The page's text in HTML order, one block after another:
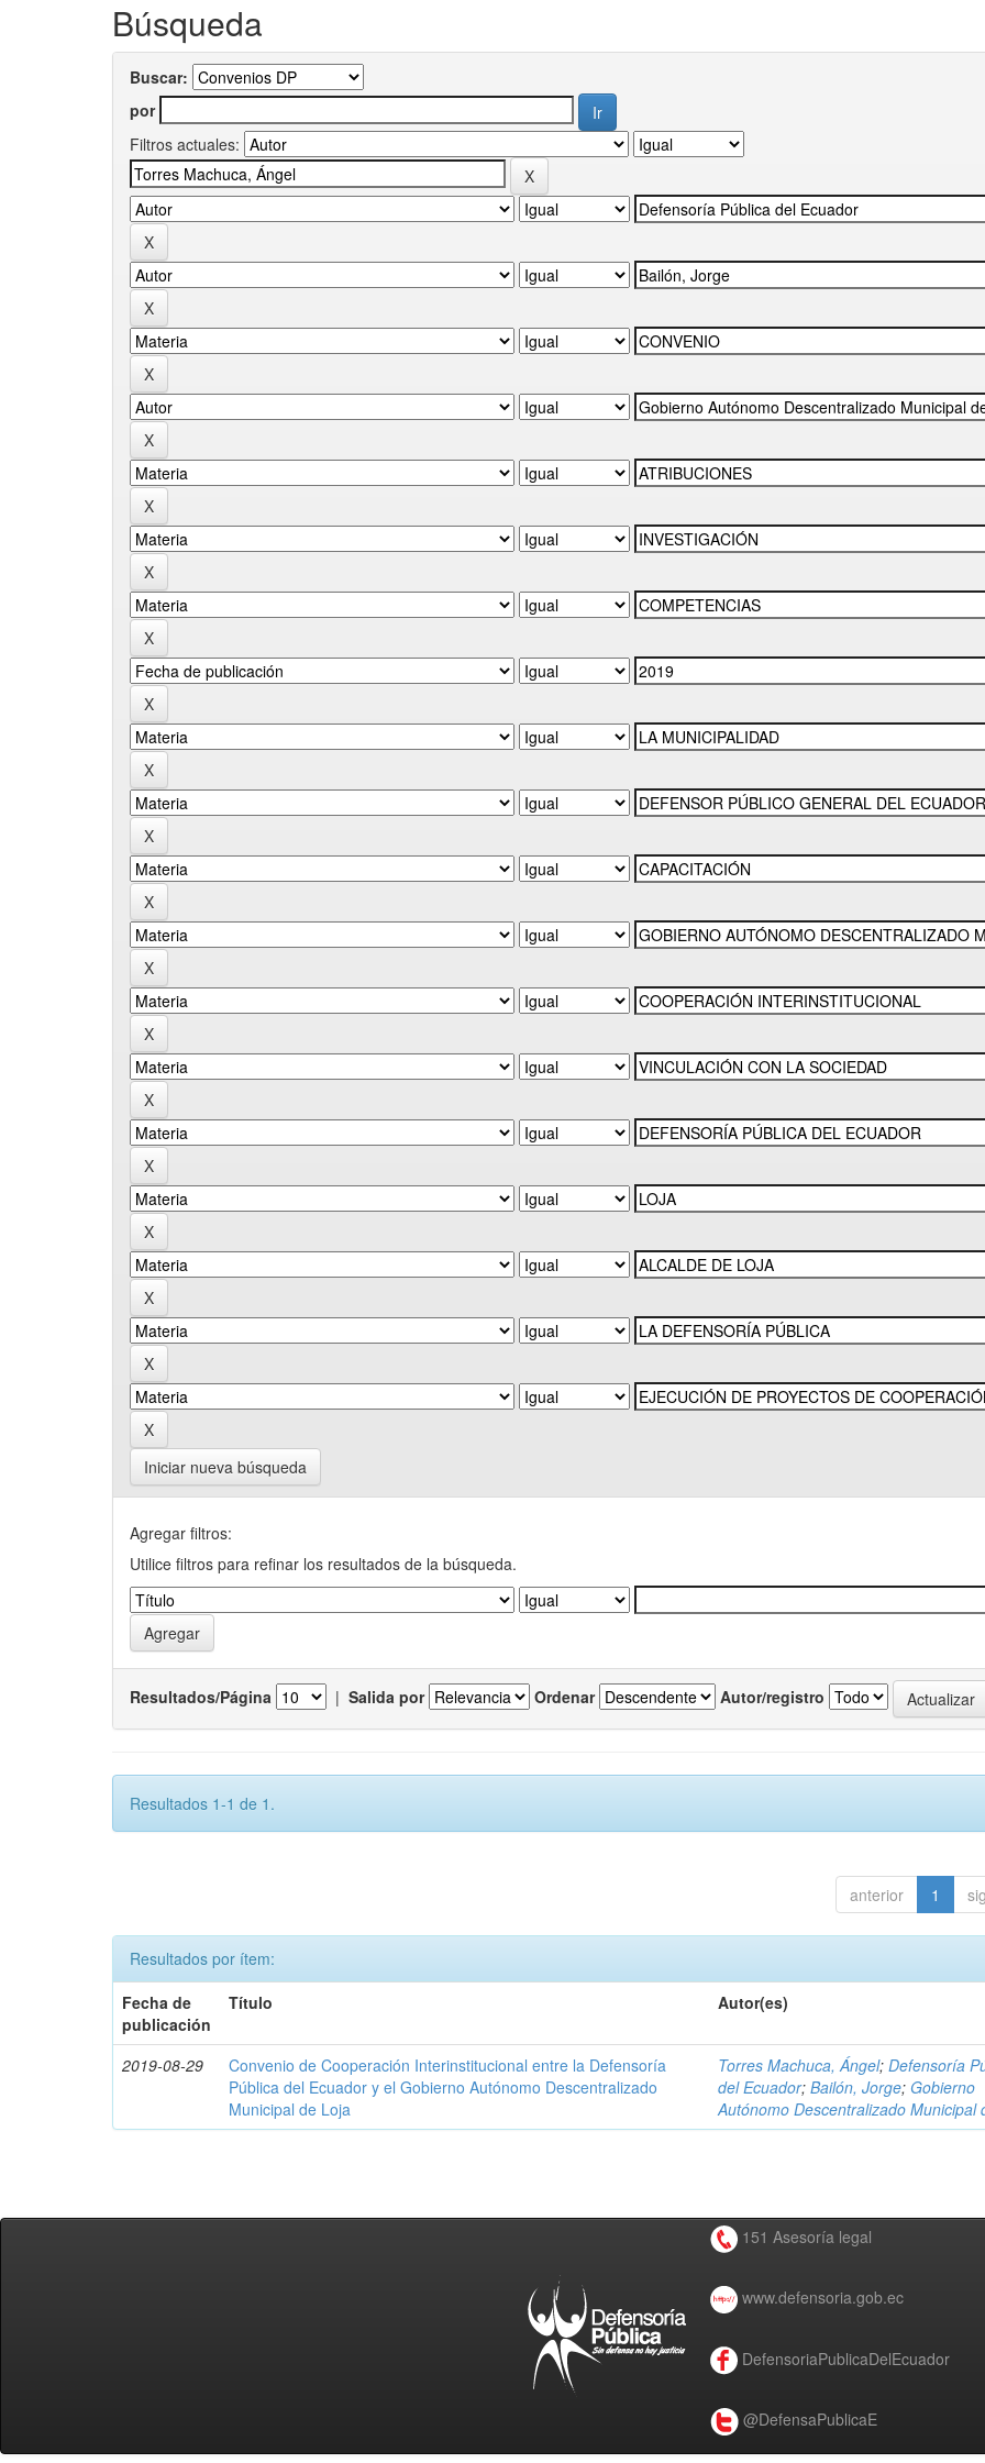
Búsqueda
Buscar:
por
Filtros actuales:
Iniciar nueva búsqueda
Agregar filtros:
Utilice filtros para refinar los resultados de la búsqueda.
Resultados/Página | Salida por Ordenar Autor/registro
Resultados 1-1 de 1.
anterior 1
Resultados por ítem:
Fecha de
publicación
Título Autor(es)
2019-08-29
Convenio de Cooperación Interinstitucional entre la Defensoría
Pública del Ecuador y el Gobierno Autónomo Descentralizado
Municipal de Loja
Torres Machuca, Ángel;Defensoría
del Ecuador;Bailón, Jorge; Gobierno
Autónomo Descentralizado Municipal
151 Asesoría legal
www.defensoria.gob.ec
DefensoriaPublicaDelEcuador
@DefensaPublicaE